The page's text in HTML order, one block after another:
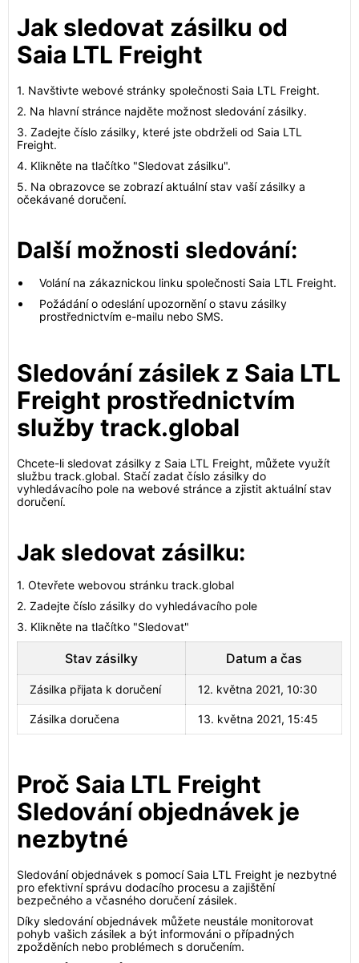
Jak sledovat zásilku od
Saia LTL Freight
1. Navštivte webové stránky společnosti Saia LTL Freight.
2. Na hlavní stránce najděte možnost sledování zásilky.
3. Zadejte číslo zásilky, které jste obdrželi od Saia LTL
Freight.
4. Klikněte na tlačítko "Sledovat zásilku".
5. Na obrazovce se zobrazí aktuální stav vaší zásilky a
očekávané doručení.
Další možnosti sledování:
Volání na zákaznickou linku společnosti Saia LTL Freight.
Požádání o odeslání upozornění o stavu zásilky
prostřednictvím e-mailu nebo SMS.
Sledování zásilek z Saia LTL
Freight prostřednictvím
služby track.global
Chcete-li sledovat zásilky z Saia LTL Freight, můžete využít
službu track.global. Stačí zadat číslo zásilky do
vyhledávacího pole na webové stránce a zjistit aktuální stav
doručení.
Jak sledovat zásilku:
1. Otevřete webovou stránku track.global
2. Zadejte číslo zásilky do vyhledávacího pole
3. Klikněte na tlačítko "Sledovat"
Stav zásilky Datum a čas
Zásilka přijata k doručení 12. května 2021, 10:30
Zásilka doručena 13. května 2021, 15:45
Proč Saia LTL Freight
Sledování objednávek je
nezbytné
Sledování objednávek s pomocí Saia LTL Freight je nezbytné
pro efektivní správu dodacího procesu a zajištění
bezpečného a včasného doručení zásilek.
Díky sledování objednávek můžete neustále monitorovat
pohyb vašich zásilek a být informováni o případných
zpožděních nebo problémech s doručením.